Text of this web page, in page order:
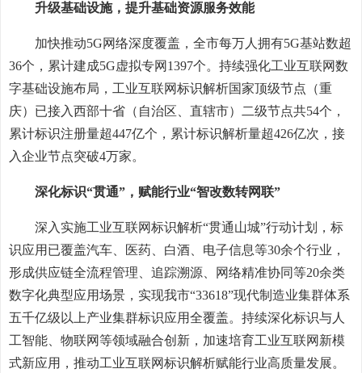
升级基础设施，提升基础资源服务效能
加快推动5G网络深度覆盖，全市每万人拥有5G基站数超
36个，累计建成5G虚拟专网1397个。持续强化工业互联网数
字基础设施布局，工业互联网标识解析国家顶级节点（重
庆）已接入西部十省（自治区、直辖市）二级节点共54个，
累计标识注册量超447亿个，累计标识解析量超426亿次，接
入企业节点突破4万家。
深化标识“贯通”，赋能行业“智改数转网联”
深入实施工业互联网标识解析“贯通山城”行动计划，标
识应用已覆盖汽车、医药、白酒、电子信息等30余个行业，
形成供应链全流程管理、追踪溯源、网络精准协同等20余类
数字化典型应用场景，实现我市“33618”现代制造业集群体系
五千亿级以上产业集群标识应用全覆盖。持续深化标识与人
工智能、物联网等领域融合创新，加速培育工业互联网新模
式新应用，推动工业互联网标识解析赋能行业高质量发展。